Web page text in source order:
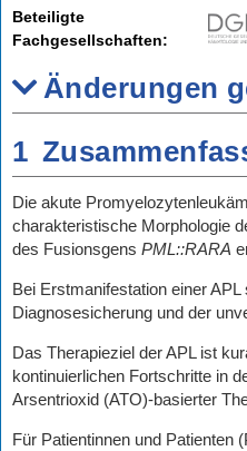
Beteiligte
Fachgesellschaften
Änderungen
1
Die akute
charakteristische Morphologie
des Fusionsgens PML::RARA
Bei Erstmanifestation einer
Diagnosesicherung und der
Das Therapieziel der APL ist
kontinuierlichen Fortschritte in
Arsentrioxid (ATO)-basierter
Für Patientinnen und Patienten